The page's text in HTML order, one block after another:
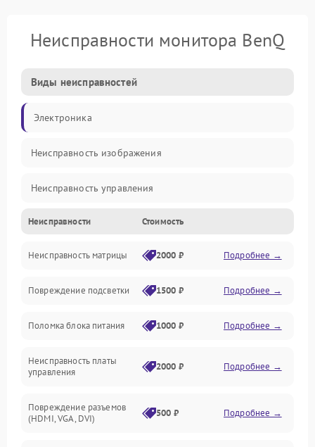
Неисправности монитора BenQ
Виды неисправностей
Электроника
Неисправность изображения
Неисправность управления
Неисправность интерфейсов
Прочие неисправности
Неисправность звука
Механические повреждения
Неисправности Стоимость
Неисправность матрицы 2000 ₽ Подробнее →
Повреждение подсветки 1500 ₽ Подробнее →
Поломка блока питания 1000 ₽ Подробнее →
Неисправность платы
управления
2000 ₽ Подробнее →
Повреждение разъемов
(HDMI, VGA, DVI)
500 ₽ Подробнее →